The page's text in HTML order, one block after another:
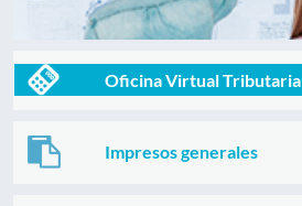
Oficina Virtual Tributaria
Impresos generales